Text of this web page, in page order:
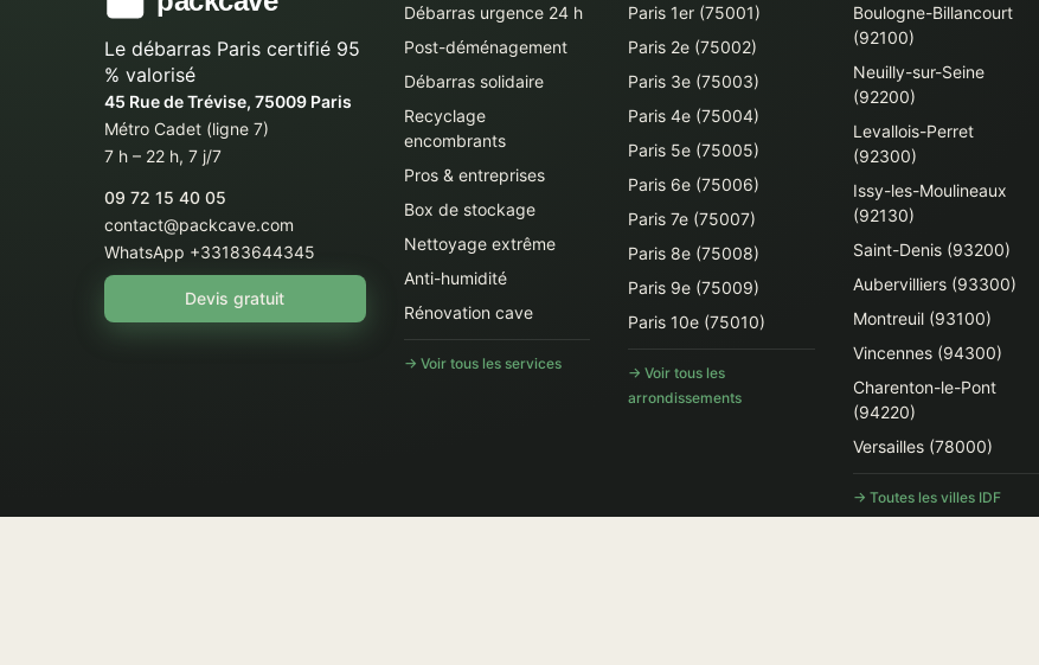
Le débarras Paris certifié 95
% valorisé
45 Rue de Trévise, 75009 Paris
Métro Cadet (ligne 7)
7 h – 22 h, 7 j/7
09 72 15 40 05
contact@packcave.com
WhatsApp +33183644345
Devis gratuit
Débarras urgence 24 h
Post-déménagement
Débarras solidaire
Recyclage
encombrants
Pros & entreprises
Box de stockage
Nettoyage extrême
Anti-humidité
Rénovation cave
→ Voir tous les services
Paris 1er (75001)
Paris 2e (75002)
Paris 3e (75003)
Paris 4e (75004)
Paris 5e (75005)
Paris 6e (75006)
Paris 7e (75007)
Paris 8e (75008)
Paris 9e (75009)
Paris 10e (75010)
→ Voir tous les
arrondissements
Boulogne-Billancourt
(92100)
Neuilly-sur-Seine
(92200)
Levallois-Perret
(92300)
Issy-les-Moulineaux
(92130)
Saint-Denis (93200)
Aubervilliers (93300)
Montreuil (93100)
Vincennes (94300)
Charenton-le-Pont
(94220)
Versailles (78000)
→ Toutes les villes IDF